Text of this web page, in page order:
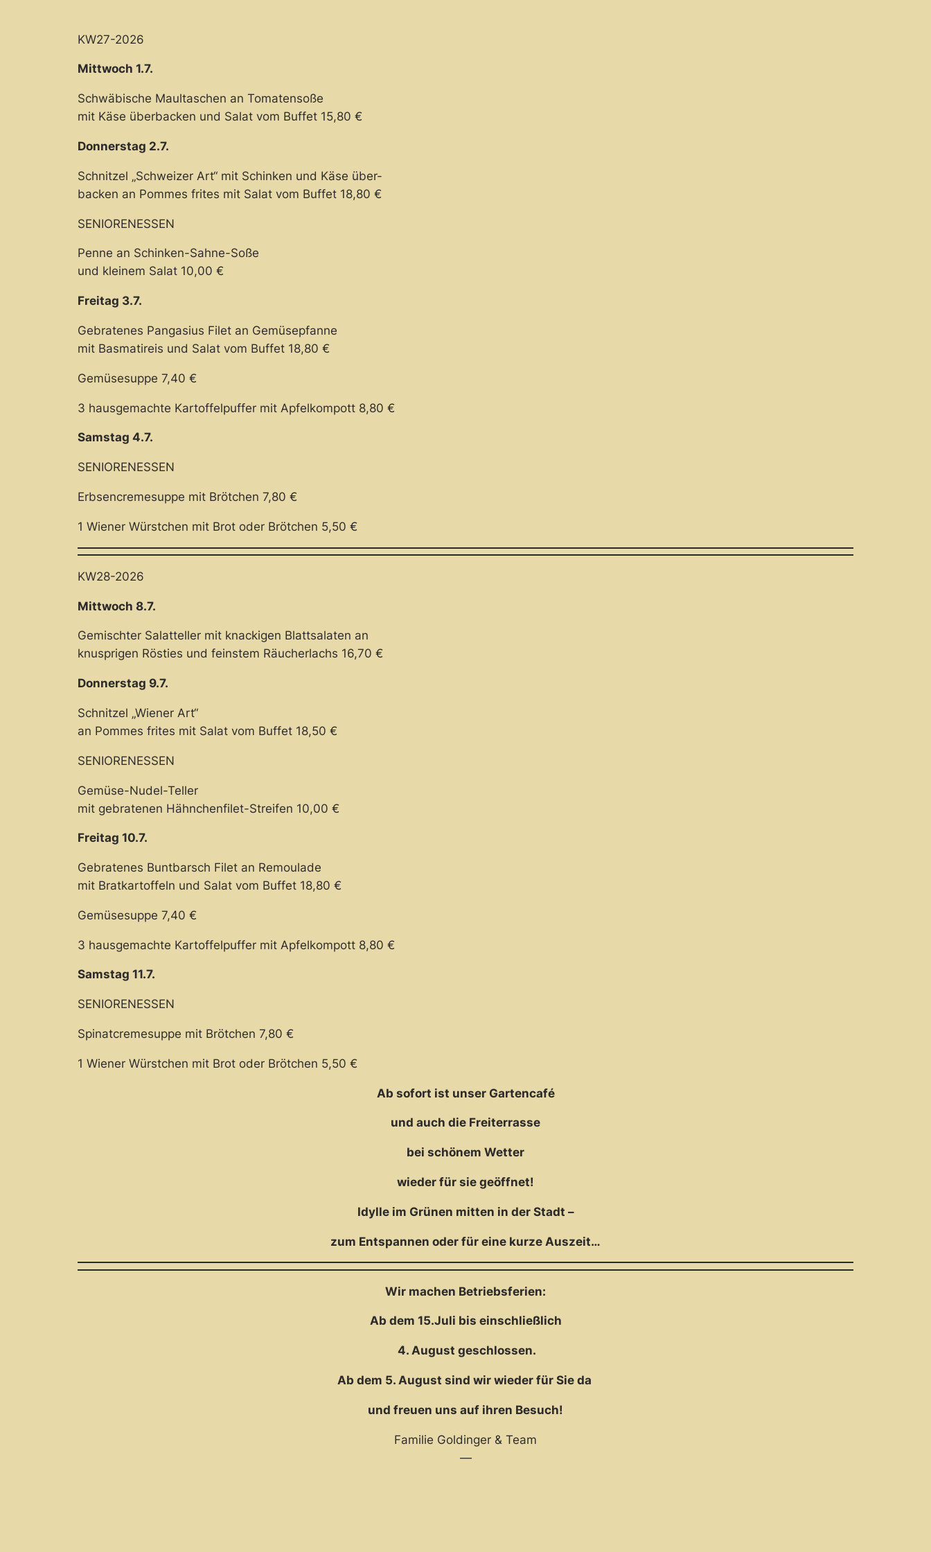
KW27-2026
Mittwoch 1.7.
Schwäbische Maultaschen an Tomatensoße
mit Käse überbacken und Salat vom Buffet 15,80 €
Donnerstag 2.7.
Schnitzel „Schweizer Art“ mit Schinken und Käse über-
backen an Pommes frites mit Salat vom Buffet 18,80 €
SENIORENESSEN
Penne an Schinken-Sahne-Soße
und kleinem Salat 10,00 €
Freitag 3.7.
Gebratenes Pangasius Filet an Gemüsepfanne
mit Basmatireis und Salat vom Buffet 18,80 €
Gemüsesuppe 7,40 €
3 hausgemachte Kartoffelpuffer mit Apfelkompott 8,80 €
Samstag 4.7.
SENIORENESSEN
Erbsencremesuppe mit Brötchen 7,80 €
1 Wiener Würstchen mit Brot oder Brötchen 5,50 €
KW28-2026
Mittwoch 8.7.
Gemischter Salatteller mit knackigen Blattsalaten an
knusprigen Rösties und feinstem Räucherlachs 16,70 €
Donnerstag 9.7.
Schnitzel „Wiener Art“
an Pommes frites mit Salat vom Buffet 18,50 €
SENIORENESSEN
Gemüse-Nudel-Teller
mit gebratenen Hähnchenfilet-Streifen 10,00 €
Freitag 10.7.
Gebratenes Buntbarsch Filet an Remoulade
mit Bratkartoffeln und Salat vom Buffet 18,80 €
Gemüsesuppe 7,40 €
3 hausgemachte Kartoffelpuffer mit Apfelkompott 8,80 €
Samstag 11.7.
SENIORENESSEN
Spinatcremesuppe mit Brötchen 7,80 €
1 Wiener Würstchen mit Brot oder Brötchen 5,50 €
Ab sofort ist unser Gartencafé
und auch die Freiterrasse
bei schönem Wetter
wieder für sie geöffnet!
Idylle im Grünen mitten in der Stadt –
zum Entspannen oder für eine kurze Auszeit…
Wir machen Betriebsferien:
Ab dem 15.Juli bis einschließlich
4. August geschlossen.
Ab dem 5. August sind wir wieder für Sie da
und freuen uns auf ihren Besuch!
Familie Goldinger & Team
—